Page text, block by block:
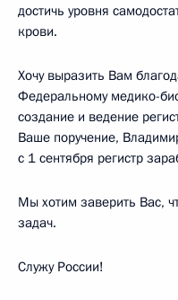
достичь уровня
крови.
Хочу выразить Вам
Федеральному медико-
создание и ведение
Ваше поручение,
с 1 сентября регистр
Мы хотим заверить Вас,
задач.
Служу России!